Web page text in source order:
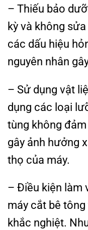
– Thiếu bảo
kỳ và không
các dấu hiệu
nguyên nhân
– Sử dụng vật
dụng các loại
tùng không
gây ảnh hưởng
thọ của máy.
– Điều kiện làm
máy cắt bê
khắc nghiệt.